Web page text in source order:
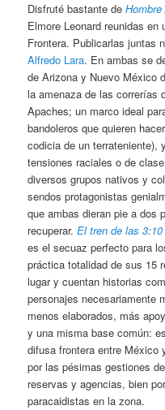
Disfruté bastante de
Elmore Leonard reunidas
Frontera. Publicarlas juntas
Alfredo Lara. En ambas se
de Arizona y Nuevo México
la amenaza de las correrías
Apaches; un marco ideal
bandoleros que quieren
codicia de un terrateniente),
tensiones raciales o de
diversos grupos nativos y
sendos protagonistas
que ambas dieran pie a dos
recuperar.El tren de las
es el secuaz perfecto para
práctica totalidad de sus 15
lugar y cuentan historias
personajes necesariamente
menos elaborados, más
y una misma base común:
difusa frontera entre México
por las pésimas gestiones
reservas y agencias, bien
paracaidistas en la zona.